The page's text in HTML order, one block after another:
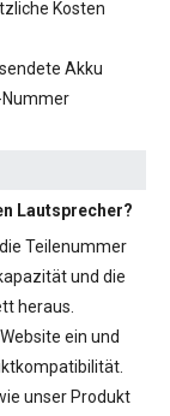
Kosten
Akku
Nummer
Lautsprecher?
Teilenummer
und die
heraus.
ein und
unser Produkt